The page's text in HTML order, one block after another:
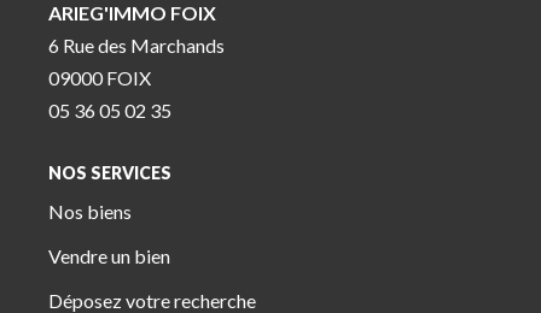
ARIEG'IMMO FOIX
6 Rue des Marchands
09000 FOIX
05 36 05 02 35
NOS SERVICES
Nos biens
Vendre un bien
Déposez votre recherche